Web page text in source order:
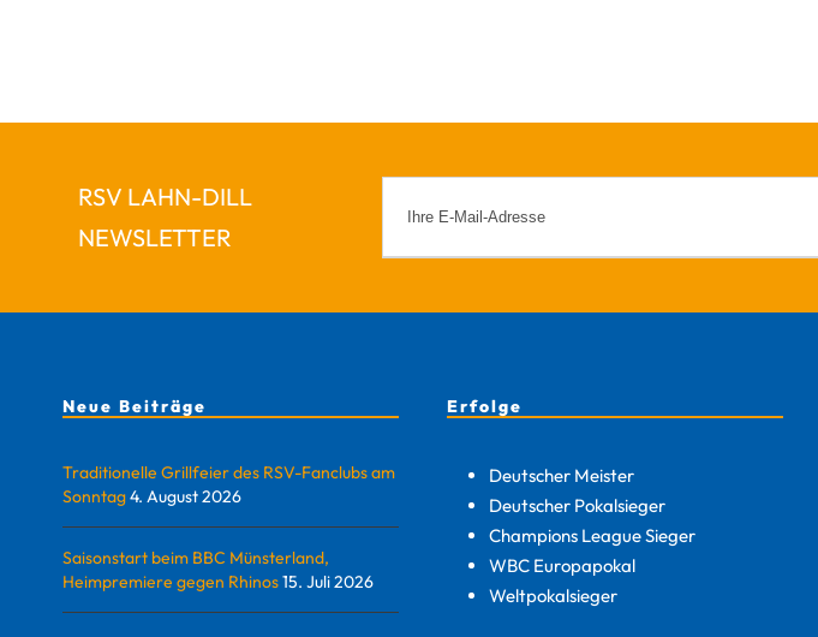
RSV LAHN-DILL
NEWSLETTER
Neue Beiträge
Traditionelle Grillfeier des RSV-Fanclubs am
Sonntag4. August 2026
Saisonstart beim BBC Münsterland,
Heimpremiere gegen Rhinos15. Juli 2026
Erfolge
Deutscher Meister
Deutscher Pokalsieger
Champions League Sieger
WBC Europapokal
Weltpokalsieger